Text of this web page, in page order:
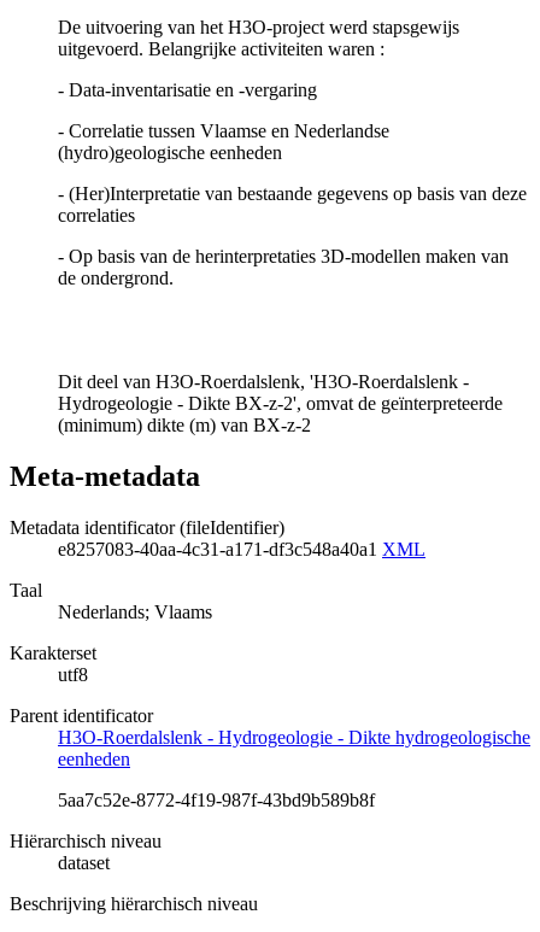
De uitvoering van het H3O-project werd stapsgewijs
uitgevoerd. Belangrijke activiteiten waren :
- Data-inventarisatie en -vergaring
- Correlatie tussen Vlaamse en Nederlandse
(hydro)geologische eenheden
- (Her)Interpretatie van bestaande gegevens op basis van deze
correlaties
- Op basis van de herinterpretaties 3D-modellen maken van
de ondergrond.
Dit deel van H3O-Roerdalslenk, 'H3O-Roerdalslenk -
Hydrogeologie - Dikte BX-z-2', omvat de geïnterpreteerde
(minimum) dikte (m) van BX-z-2
Meta-metadata
Metadata identificator (fileIdentifier)
e8257083-40aa-4c31-a171-df3c548a40a1 XML
Taal
Nederlands; Vlaams
Karakterset
utf8
Parent identificator
H3O-Roerdalslenk - Hydrogeologie - Dikte hydrogeologische
eenheden
5aa7c52e-8772-4f19-987f-43bd9b589b8f
Hiërarchisch niveau
dataset
Beschrijving hiërarchisch niveau